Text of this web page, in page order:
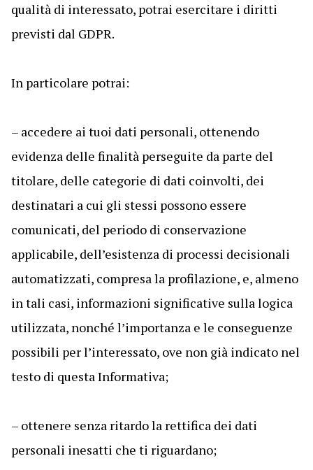
qualità di interessato, potrai esercitare i diritti
previsti dal GDPR.
In particolare potrai:
– accedere ai tuoi dati personali, ottenendo
evidenza delle finalità perseguite da parte del
titolare, delle categorie di dati coinvolti, dei
destinatari a cui gli stessi possono essere
comunicati, del periodo di conservazione
applicabile, dell’esistenza di processi decisionali
automatizzati, compresa la profilazione, e, almeno
in tali casi, informazioni significative sulla logica
utilizzata, nonché l’importanza e le conseguenze
possibili per l’interessato, ove non già indicato nel
testo di questa Informativa;
– ottenere senza ritardo la rettifica dei dati
personali inesatti che ti riguardano;